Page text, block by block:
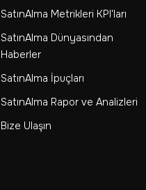
SatınAlma Metrikleri KPI'ları
SatınAlma Dünyasından
Haberler
SatınAlma İpuçları
SatınAlma Rapor ve Analizleri
Bize Ulaşın